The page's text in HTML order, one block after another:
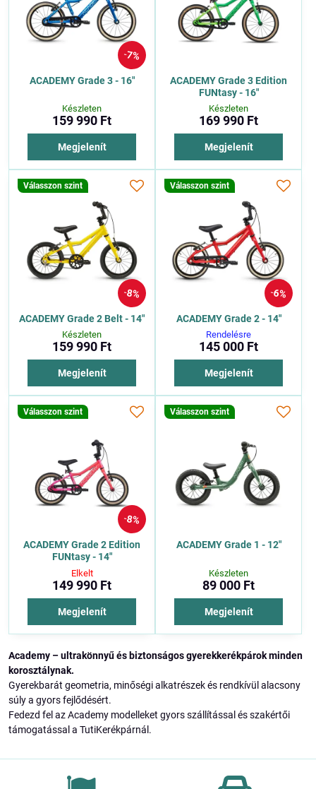
7%
ACADEMY Grade 3 - 16"
Készleten
159 990 Ft
Megjelenít
ACADEMY Grade 3 Edition
FUNtasy - 16"
Készleten
169 990 Ft
Megjelenít
8%
Válasszon szint
ACADEMY Grade 2 Belt - 14"
Készleten
159 990 Ft
Megjelenít
6%
Válasszon szint
ACADEMY Grade 2 - 14"
Rendelésre
145 000 Ft
Megjelenít
8%
Válasszon szint
ACADEMY Grade 2 Edition
FUNtasy - 14"
Elkelt
149 990 Ft
Megjelenít
Válasszon szint
ACADEMY Grade 1 - 12"
Készleten
89 000 Ft
Megjelenít
Academy – ultrakönnyű és biztonságos gyerekkerékpárok minden
korosztálynak.
Gyerekbarát geometria, minőségi alkatrészek és rendkívül alacsony
súly a gyors fejlődésért.
Fedezd fel az Academy modelleket gyors szállítással és szakértői
támogatással a TutiKerékpárnál.